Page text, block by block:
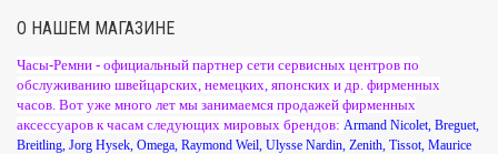
О НАШЕМ МАГАЗИНЕ
Часы-Ремни - официальный партнер сети сервисных центров по
обслуживанию швейцарских, немецких, японских и др. фирменных
часов. Вот уже много лет мы занимаемся продажей фирменных
аксессуаров к часам следующих мировых брендов: Armand Nicolet Breguet
Breitling Jorg Hysek Omega Raymond Weil Ulysse Nardin Zenith Tissot Maurice